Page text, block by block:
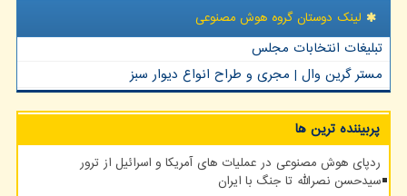
لینک دوستان گروه هوش مصنوعی
تبلیغات انتخابات مجلس
مستر گرین وال | مجری و طراح انواع دیوار سبز
پربیننده ترین ها
ردپای هوش مصنوعی در عملیات های آمریکا و اسرائیل از ترور
سیدحسن نصرالله تا جنگ با ایران